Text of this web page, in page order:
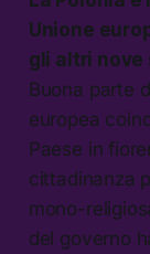
Unione
gli altri
Buona parte
europea
Paese in
cittadinanza
mono-
del governo